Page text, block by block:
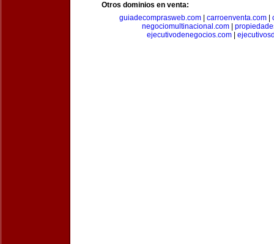
Otros dominios en venta:
guiadecomprasweb.com
carroenventa.com
negociomultinacional.com
ejecutivodenegocios.com|